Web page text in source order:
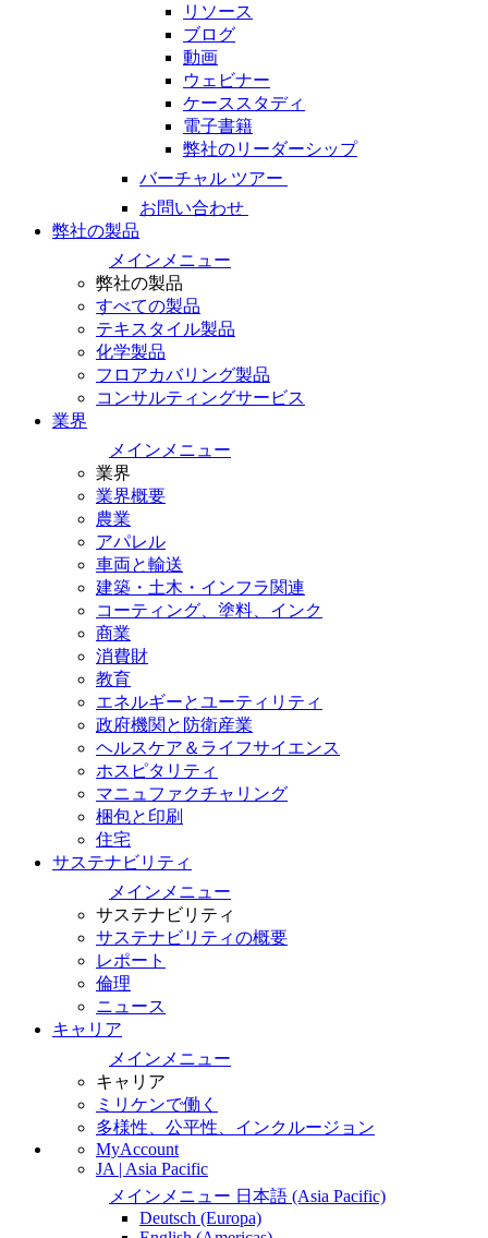
リソース
ブログ
動画
ウェビナー
ケーススタディ
電子書籍
弊社のリーダーシップ
バーチャル ツアー
お問い合わせ
弊社の製品
メインメニュー
弊社の製品
すべての製品
テキスタイル製品
化学製品
フロアカバリング製品
コンサルティングサービス
業界
メインメニュー
業界
業界概要
農業
アパレル
車両と輸送
建築・土木・インフラ関連
コーティング、塗料、インク
商業
消費財
教育
エネルギーとユーティリティ
政府機関と防衛産業
ヘルスケア＆ライフサイエンス
ホスピタリティ
マニュファクチャリング
梱包と印刷
住宅
サステナビリティ
メインメニュー
サステナビリティ
サステナビリティの概要
レポート
倫理
ニュース
キャリア
メインメニュー
キャリア
ミリケンで働く
多様性、公平性、インクルージョン
MyAccount
JA | Asia Pacific
メインメニュー 日本語 (Asia Pacific)
Deutsch (Europa)